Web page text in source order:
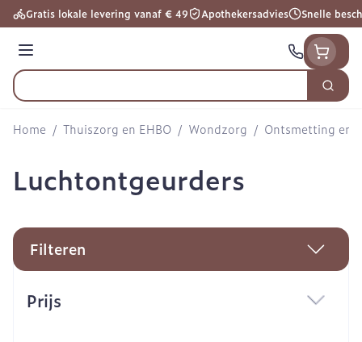
Ga naar de inhoud
Gratis lokale levering vanaf € 49 Apothekersadvies Snelle
Menu
Product, merk, categorie...
Zoek
Home / Thuiszorg en EHBO / Wondzorg / Ontsmetting en
Luchtontgeurders
Filteren
Prijs